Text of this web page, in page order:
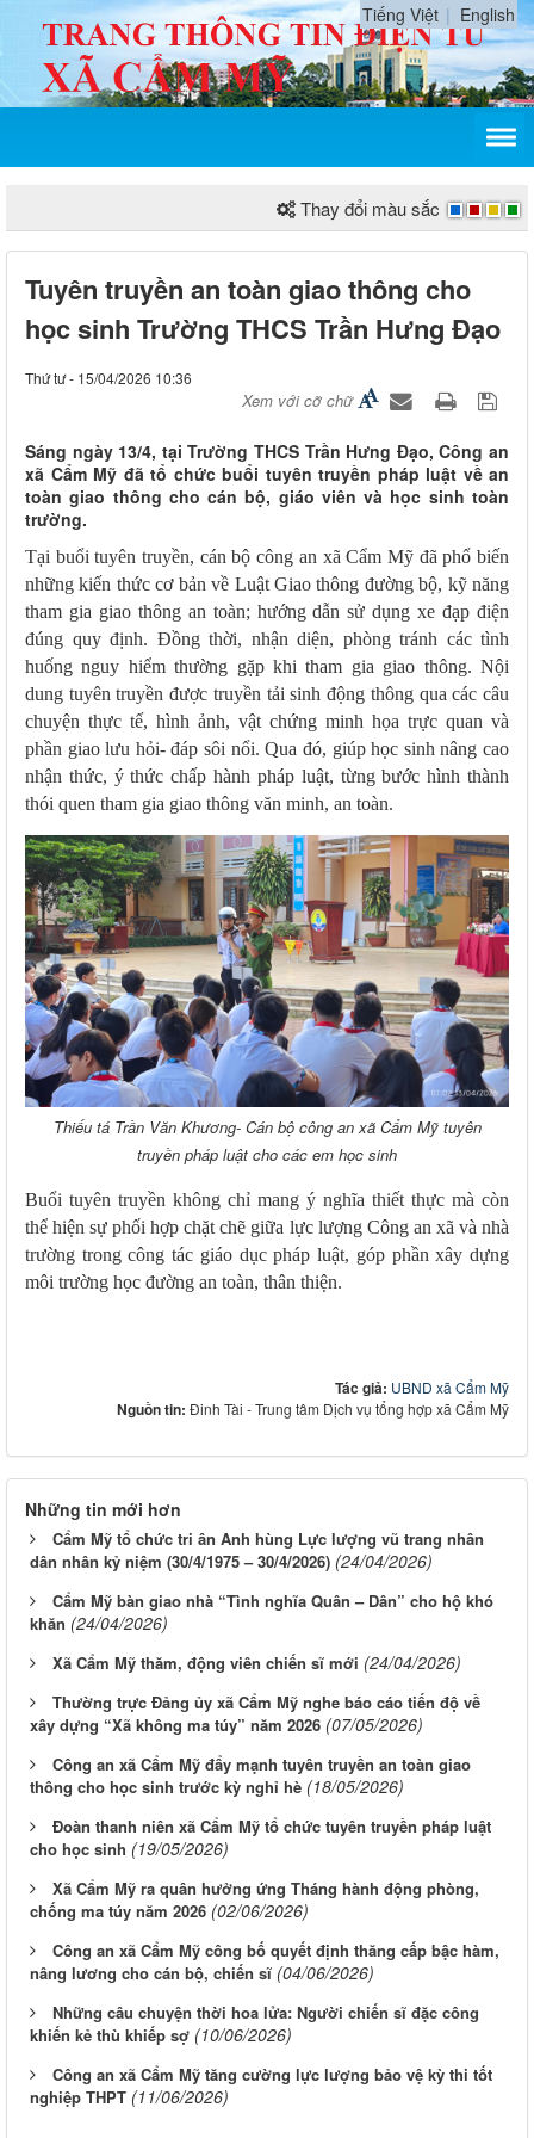
Tiếng Việt English
Thay đổi màu sắc
Tuyên truyền an toàn giao thông cho
học sinh Trường THCS Trần Hưng Đạo
Thứ tư - 15/04/2026 10:36
Xem với cỡ chữ
Sáng ngày 13/4, tại Trường THCS Trần Hưng Đạo, Công an
xã Cẩm Mỹ đã tổ chức buổi tuyên truyền pháp luật về an
toàn giao thông cho cán bộ, giáo viên và học sinh toàn
trường.
Tại buổi tuyên truyền, cán bộ công an xã Cẩm Mỹ đã phổ biến
những kiến thức cơ bản về Luật Giao thông đường bộ, kỹ năng
tham gia giao thông an toàn; hướng dẫn sử dụng xe đạp điện
đúng quy định. Đồng thời, nhận diện, phòng tránh các tình
huống nguy hiểm thường gặp khi tham gia giao thông. Nội
dung tuyên truyền được truyền tải sinh động thông qua các câu
chuyện thực tế, hình ảnh, vật chứng minh họa trực quan và
phần giao lưu hỏi- đáp sôi nổi. Qua đó, giúp học sinh nâng cao
nhận thức, ý thức chấp hành pháp luật, từng bước hình thành
thói quen tham gia giao thông văn minh, an toàn.
Thiếu tá Trần Văn Khương- Cán bộ công an xã Cẩm Mỹ tuyên
truyền pháp luật cho các em học sinh
Buổi tuyên truyền không chỉ mang ý nghĩa thiết thực mà còn
thể hiện sự phối hợp chặt chẽ giữa lực lượng Công an xã và nhà
trường trong công tác giáo dục pháp luật, góp phần xây dựng
môi trường học đường an toàn, thân thiện.
Tác giả: UBND xã Cẩm Mỹ
Nguồn tin: Đinh Tài - Trung tâm Dịch vụ tổng hợp xã Cẩm Mỹ
Những tin mới hơn
Cẩm Mỹ tổ chức tri ân Anh hùng Lực lượng vũ trang nhân
dân nhân kỷ niệm (30/4/1975 – 30/4/2026) (24/04/2026)
Cẩm Mỹ bàn giao nhà “Tình nghĩa Quân – Dân” cho hộ khó
khăn (24/04/2026)
Xã Cẩm Mỹ thăm, động viên chiến sĩ mới (24/04/2026)
Thường trực Đảng ủy xã Cẩm Mỹ nghe báo cáo tiến độ về
xây dựng “Xã không ma túy” năm 2026 (07/05/2026)
Công an xã Cẩm Mỹ đẩy mạnh tuyên truyền an toàn giao
thông cho học sinh trước kỳ nghỉ hè (18/05/2026)
Đoàn thanh niên xã Cẩm Mỹ tổ chức tuyên truyền pháp luật
cho học sinh (19/05/2026)
Xã Cẩm Mỹ ra quân hưởng ứng Tháng hành động phòng,
chống ma túy năm 2026 (02/06/2026)
Công an xã Cẩm Mỹ công bố quyết định thăng cấp bậc hàm,
nâng lương cho cán bộ, chiến sĩ (04/06/2026)
Những câu chuyện thời hoa lửa: Người chiến sĩ đặc công
khiến kẻ thù khiếp sợ (10/06/2026)
Công an xã Cẩm Mỹ tăng cường lực lượng bảo vệ kỳ thi tốt
nghiệp THPT (11/06/2026)